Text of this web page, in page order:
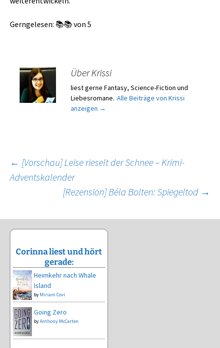
Gerngelesen: 📚📚 von 5
Über Krissi
liest gerne Fantasy, Science-Fiction und
Liebesromane. Alle Beiträge von Krissi
anzeigen →
Beitragsnavigation
← [Vorschau] Leise rieselt der Schnee – Krimi-
Adventskalender
[Rezension] Béla Bolten: Spiegeltod →
Corinna liest und hört
gerade:
Heimkehr nach Whale
Island
by Miriam Covi
Going Zero
byAnthony McCarten